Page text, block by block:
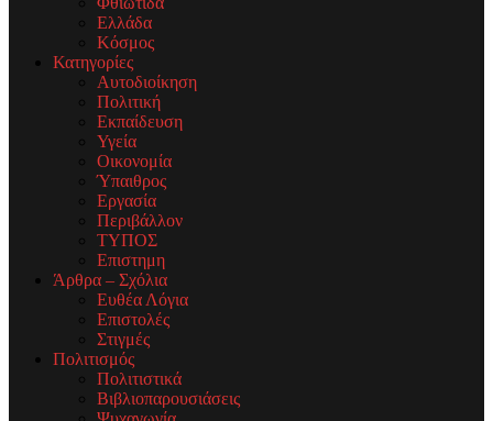
Ελλάδα
Κόσμος
Κατηγορίες
Αυτοδιοίκηση
Πολιτική
Εκπαίδευση
Υγεία
Οικονομία
Ύπαιθρος
Εργασία
Περιβάλλον
ΤΥΠΟΣ
Επιστημη
Άρθρα – Σχόλια
Ευθέα Λόγια
Επιστολές
Στιγμές
Πολιτισμός
Πολιτιστικά
Βιβλιοπαρουσιάσεις